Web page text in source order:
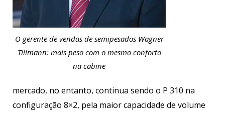
O gerente de vendas de semipesados Wagner
Tillmann: mais peso com o mesmo conforto
na cabine
mercado, no entanto, continua sendo o P 310 na
configuração 8×2, pela maior capacidade de volume